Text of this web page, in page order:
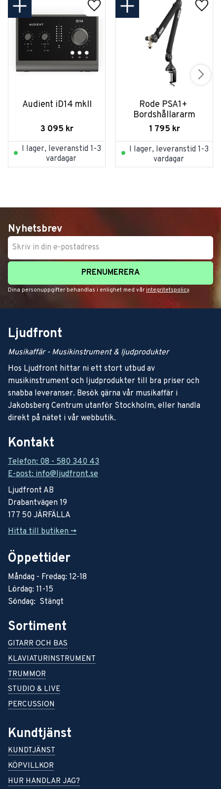
Audient iD14 mkII
3 095 kr
I lager, leveranstid 1-3
vardagar
Rode PSA1+
Bordshållararm
1 795 kr
I lager, leveranstid 1-3
vardagar
Nyhetsbrev
PRENUMERERA
Dina personuppgifter behandlas i enlighet med vår integritetspolicy.
Ljudfront
Musikaffär - Musikinstrument & ljudprodukter
Hos Ljudfront hittar ni ett stort utbud av
musikinstrument och ljudprodukter till bra priser och
snabba leveranser. Besök gärna vår musikaffär i
Jakobsberg Centrum utanför Stockholm, eller handla
direkt på nätet i vår webbutik.
Kontakt
Telefon: 08 - 580 340 43
E-post: info@ljudfront.se
Ljudfront AB
Drabantvägen 19
177 50 JÄRFÄLLA
Hitta till butiken ->
Öppettider
Måndag - Fredag: 12-18
Lördag: 11-15
Söndag: Stängt
Sortiment
GITARR OCH BAS
KLAVIATURINSTRUMENT
TRUMMOR
STUDIO & LIVE
PERCUSSION
Kundtjänst
KUNDTJÄNST
KÖPVILLKOR
HUR HANDLAR JAG?